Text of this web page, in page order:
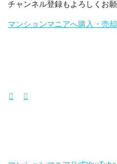
チャンネル登録もよろしくお
マンションマニアへ購入・売